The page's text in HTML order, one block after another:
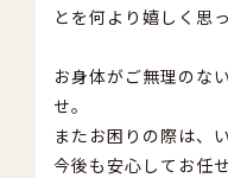
とを何より嬉しく思
お身体がご無理のな
せ。
またお困りの際は、
今後も安心してお任